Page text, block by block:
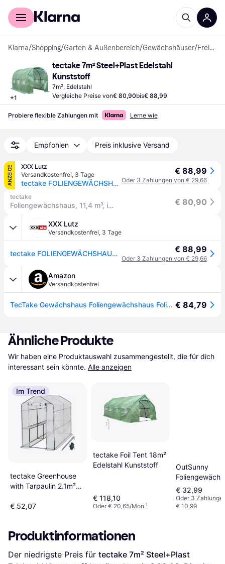
Für Shopper
Klarna/Shopping/Garten & Außenbereich/Gewächshäuser/ Freistehende Gewächshäuser
+1
tectake 7m² Steel+Plast Edelstahl
Kunststoff
7m², Edelstahl
Vergleiche Preise von€ 80,90bis€ 88,99
Probiere flexible Zahlungen mit Lerne wie
Empfohlen Preis inklusive Versand
ANZEIGE
XXX Lutz
Versandkostenfrei, 3 Tage
tectake FOLIENGEWÄCHSHAUS, 343 x 200 x 200 cm, grün Grün
€ 88,99
Oder 3 Zahlungen von € 29,66
tectake
Foliengewächshaus, 11,4 m³, in Tunnelform mit 6 Fenstern, UV-beständig, Reißverschlussöffnung - grün | tectake € 80,90
XXX Lutz
Versandkostenfrei, 3 Tage
tectake FOLIENGEWÄCHSHAUS, 343 x 200 x 200 cm, grün Grün € 88,99
Oder 3 Zahlungen von € 29,66
Amazon
Versandkostenfrei
TecTake Gewächshaus Foliengewächshaus Folientunnel ca. 7m² | 6 Fenster mit Fliegenschutzgitter | inkl. Spannschnüre und Metallheringe € 84,79
Ähnliche Produkte
Wir haben eine Produktauswahl zusammengestellt, die für dich
interessant sein könnte. Alle anzeigen
Im Trend
tectake Greenhouse
with Tarpaulin 2.1m²
€ 52,07
tectake Foil Tent 18m²
Edelstahl Kunststoff
€ 118,10
Oder € 20,65/Mon.¹
OutSunny
1,8 x 1 x 1,68
Dunkelgrün
€ 32,99
Oder 3
€ 10,99
Produktinformationen
Der niedrigste Preis für tectake 7m² Steel+Plast